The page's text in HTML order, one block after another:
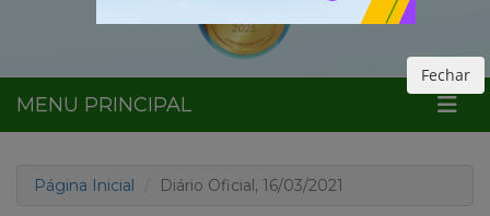
MENU PRINCIPAL
Página Inicial Diário Oficial, 16/03/2021
Fechar